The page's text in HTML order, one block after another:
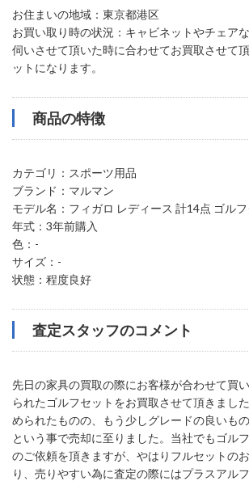
お住まいの地域：東京都港区
お買い取り時の状況：キャビネットやチェア
伺いさせて頂いた時に合わせてお買取させて
ットになります。
商品の特徴
カテゴリ：スポーツ用品
ブランド：マルマン
モデル名：フィガロ レディース 計14点 ゴル
年式：3年前購入
色：-
サイズ：-
状態：程度良好
査定スタッフのコメント
先日の家具の買取の際にお客様が合わせて買
られたゴルフセットをお買取させて頂きまし
められたものの、もう少しグレードの良いも
という事で売却に至りました。当社でもゴル
のご依頼を頂きますが、やはりフルセットの
り、売りやすい為に査定の際にはプラスアル